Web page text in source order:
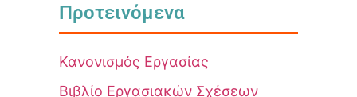
Προτεινόμενα
Κανονισμός Εργασίας
Βιβλίο Εργασιακών Σχέσεων